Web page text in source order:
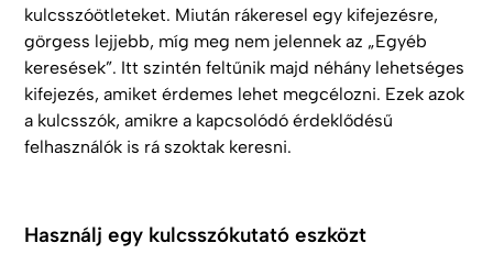
kulcsszóötleteket. Miután rákeresel egy kifejezésre,
görgess lejjebb, míg meg nem jelennek az „Egyéb
keresések”. Itt szintén feltűnik majd néhány lehetséges
kifejezés, amiket érdemes lehet megcélozni. Ezek azok
a kulcsszók, amikre a kapcsolódó érdeklődésű
felhasználók is rá szoktak keresni.
Használj egy kulcsszókutató eszközt